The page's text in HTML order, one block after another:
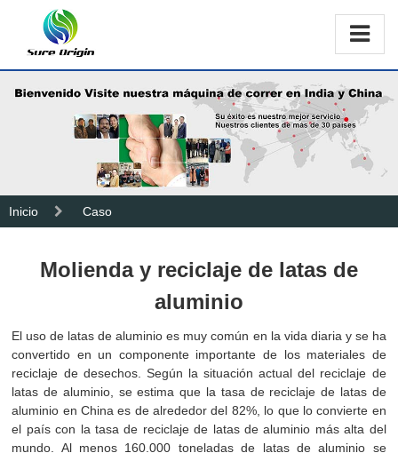
Inicio Caso
Molienda y reciclaje de latas de
aluminio
El uso de latas de aluminio es muy común en la vida diaria y se ha
convertido en un componente importante de los materiales de
reciclaje de desechos. Según la situación actual del reciclaje de
latas de aluminio, se estima que la tasa de reciclaje de latas de
aluminio en China es de alrededor del 82%, lo que lo convierte en
el país con la tasa de reciclaje de latas de aluminio más alta del
mundo. Al menos 160.000 toneladas de latas de aluminio se